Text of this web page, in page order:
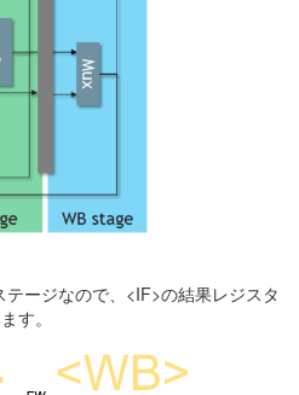
ージなので、<IF>の結果レジスタ
す。